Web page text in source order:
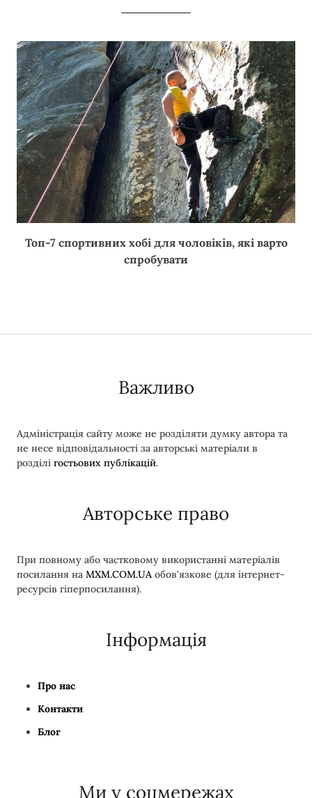
Топ-7 спортивних хобі для чоловіків, які варто
спробувати
Важливо
Адміністрація сайту може не розділяти думку автора та
не несе відповідальності за авторські матеріали в
розділі гостьових публікацій.
Авторське право
При повному або частковому використанні матеріалів
посилання на MXM.COM.UA обов'язкове (для інтернет-
ресурсів гіперпосилання).
Інформація
Про нас
Контакти
Блог
Ми у соцмережах